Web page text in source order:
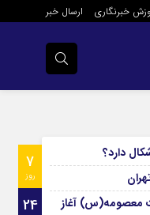
خبرنگاری ارسال خبر
7
روز
24
دارد؟
معصومه(س) آغاز